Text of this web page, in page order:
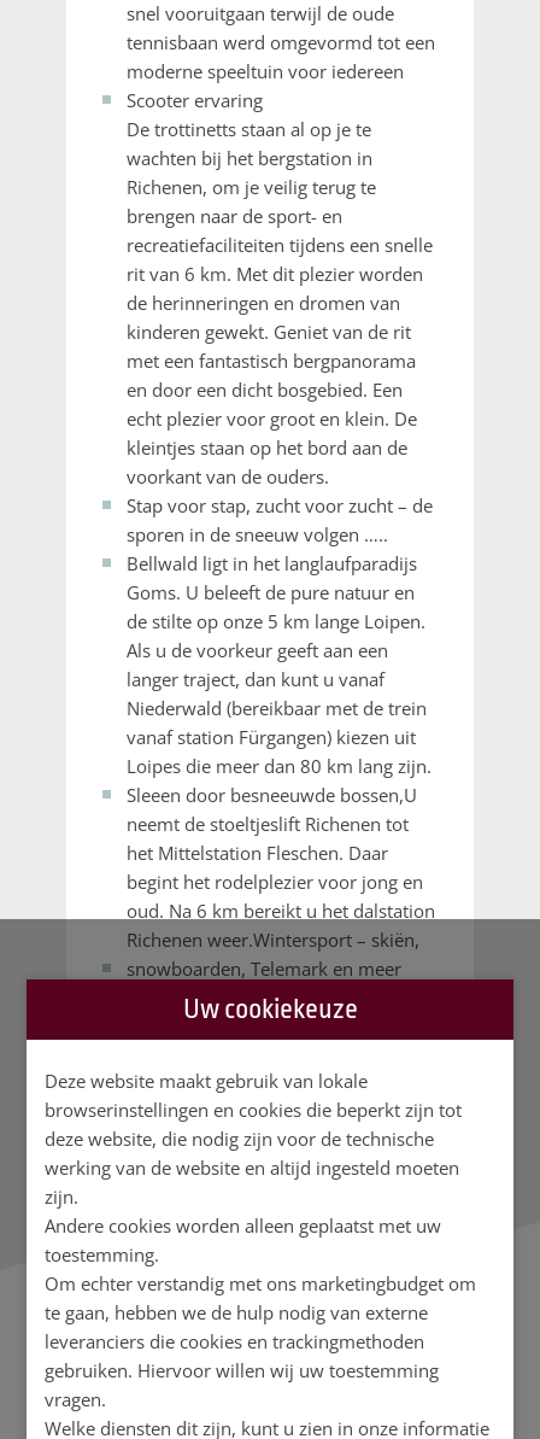
Uw cookiekeuze
Deze website maakt gebruik van lokale
browserinstellingen en cookies die beperkt zijn tot
deze website, die nodig zijn voor de technische
werking van de website en altijd ingesteld moeten
zijn.
Andere cookies worden alleen geplaatst met uw
toestemming.
Om echter verstandig met ons marketingbudget om
te gaan, hebben we de hulp nodig van externe
leveranciers die cookies en trackingmethoden
gebruiken. Hiervoor willen wij uw toestemming
vragen.
Welke diensten dit zijn, kunt u zien in onze informatie
snel vooruitgaan terwijl de oude
tennisbaan werd omgevormd tot een
moderne speeltuin voor iedereen
Scooter ervaring
De trottinetts staan al op je te
wachten bij het bergstation in
Richenen, om je veilig terug te
brengen naar de sport- en
recreatiefaciliteiten tijdens een snelle
rit van 6 km. Met dit plezier worden
de herinneringen en dromen van
kinderen gewekt. Geniet van de rit
met een fantastisch bergpanorama
en door een dicht bosgebied. Een
echt plezier voor groot en klein. De
kleintjes staan op het bord aan de
voorkant van de ouders.
Stap voor stap, zucht voor zucht – de
sporen in de sneeuw volgen …..
Bellwald ligt in het langlaufparadijs
Goms. U beleeft de pure natuur en
de stilte op onze 5 km lange Loipen.
Als u de voorkeur geeft aan een
langer traject, dan kunt u vanaf
Niederwald (bereikbaar met de trein
vanaf station Fürgangen) kiezen uit
Loipes die meer dan 80 km lang zijn.
Sleeen door besneeuwde bossen,U
neemt de stoeltjeslift Richenen tot
het Mittelstation Fleschen. Daar
begint het rodelplezier voor jong en
oud. Na 6 km bereikt u het dalstation
Richenen weer.Wintersport – skiën,
snowboarden, Telemark en meer
Pulversneeuw, stralende zon – wat